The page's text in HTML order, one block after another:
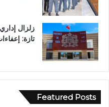
زلزال
تازة:
Featured Posts